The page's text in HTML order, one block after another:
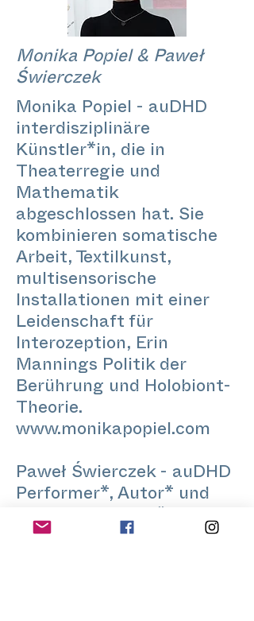
Monika Popiel & Paweł
Świerczek
Monika Popiel - auDHD
interdisziplinäre
Künstler*in, die in
Theaterregie und
Mathematik
abgeschlossen hat. Sie
kombinieren somatische
Arbeit, Textilkunst,
multisensorische
Installationen mit einer
Leidenschaft für
Interozeption, Erin
Mannings Politik der
Berührung und Holobiont-
Theorie.
www.monikapopiel.com
Paweł Świerczek - auDHD
Performer*, Autor* und